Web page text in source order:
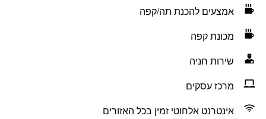
אמצעים להכנת תה/קפה
מכונת קפה
שירות חניה
מרכז עסקים
אינטרנט אלחוטי זמין בכל האזורים